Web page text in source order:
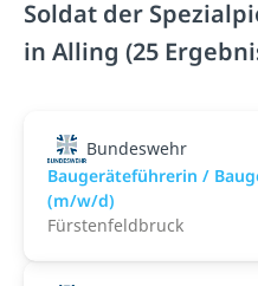
Soldat der
in Alling (25
Bundeswehr
Baugeräteführerin /
(m/w/d)
Fürstenfeldbruck